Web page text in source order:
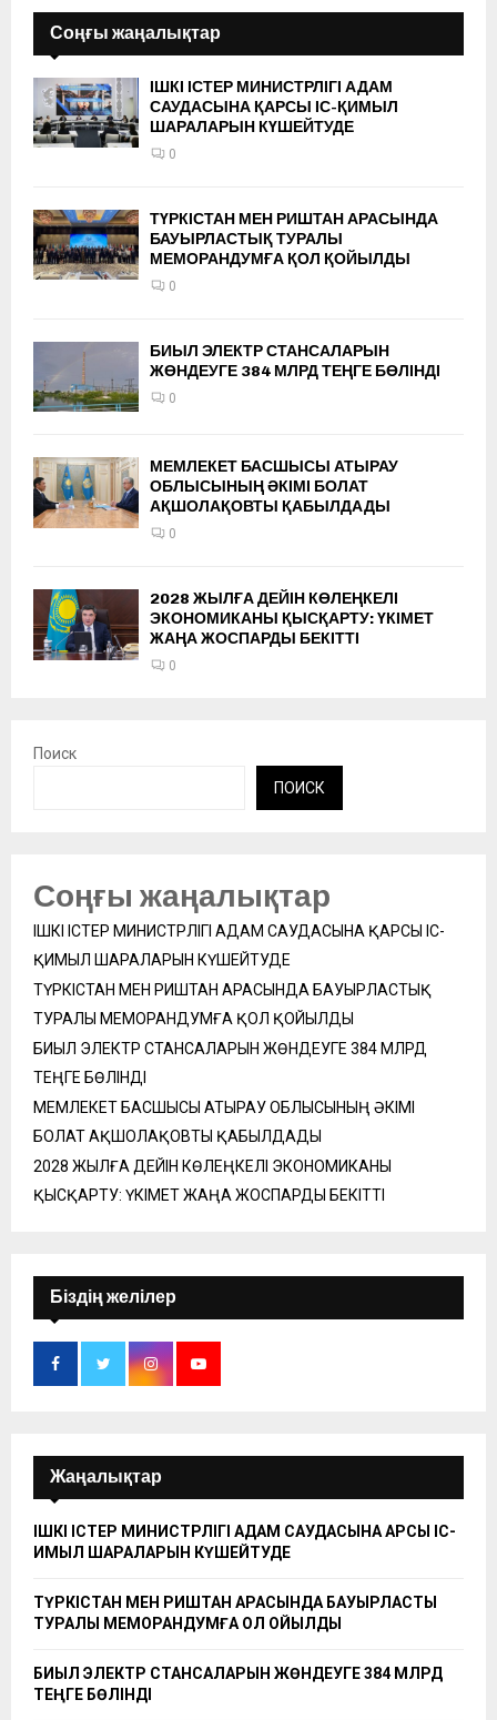
Соңғы жаңалықтар
ІШКІ ІСТЕР МИНИСТРЛІГІ АДАМ
САУДАСЫНА ҚАРСЫ ІС-ҚИМЫЛ
ШАРАЛАРЫН КҮШЕЙТУДЕ
0
ТҮРКІСТАН МЕН РИШТАН АРАСЫНДА
БАУЫРЛАСТЫҚ ТУРАЛЫ
МЕМОРАНДУМҒА ҚОЛ ҚОЙЫЛДЫ
0
БИЫЛ ЭЛЕКТР СТАНСАЛАРЫН
ЖӨНДЕУГЕ 384 МЛРД ТЕҢГЕ БӨЛІНДІ
0
МЕМЛЕКЕТ БАСШЫСЫ АТЫРАУ
ОБЛЫСЫНЫҢ ӘКІМІ БОЛАТ
АҚШОЛАҚОВТЫ ҚАБЫЛДАДЫ
0
2028 ЖЫЛҒА ДЕЙІН КӨЛЕҢКЕЛІ
ЭКОНОМИКАНЫ ҚЫСҚАРТУ: ҮКІМЕТ
ЖАҢА ЖОСПАРДЫ БЕКІТТІ
0
Поиск
ПОИСК
Соңғы жаңалықтар
ІШКІ ІСТЕР МИНИСТРЛІГІ АДАМ САУДАСЫНА ҚАРСЫ ІС-
ҚИМЫЛ ШАРАЛАРЫН КҮШЕЙТУДЕ
ТҮРКІСТАН МЕН РИШТАН АРАСЫНДА БАУЫРЛАСТЫҚ
ТУРАЛЫ МЕМОРАНДУМҒА ҚОЛ ҚОЙЫЛДЫ
БИЫЛ ЭЛЕКТР СТАНСАЛАРЫН ЖӨНДЕУГЕ 384 МЛРД
ТЕҢГЕ БӨЛІНДІ
МЕМЛЕКЕТ БАСШЫСЫ АТЫРАУ ОБЛЫСЫНЫҢ ӘКІМІ
БОЛАТ АҚШОЛАҚОВТЫ ҚАБЫЛДАДЫ
2028 ЖЫЛҒА ДЕЙІН КӨЛЕҢКЕЛІ ЭКОНОМИКАНЫ
ҚЫСҚАРТУ: ҮКІМЕТ ЖАҢА ЖОСПАРДЫ БЕКІТТІ
Біздің желілер
Жаңалықтар
ІШКІ ІСТЕР МИНИСТРЛІГІ АДАМ САУДАСЫНА ҚАРСЫ ІС-
ҚИМЫЛ ШАРАЛАРЫН КҮШЕЙТУДЕ
ТҮРКІСТАН МЕН РИШТАН АРАСЫНДА БАУЫРЛАСТЫҚ
ТУРАЛЫ МЕМОРАНДУМҒА ҚОЛ ҚОЙЫЛДЫ
БИЫЛ ЭЛЕКТР СТАНСАЛАРЫН ЖӨНДЕУГЕ 384 МЛРД
ТЕҢГЕ БӨЛІНДІ